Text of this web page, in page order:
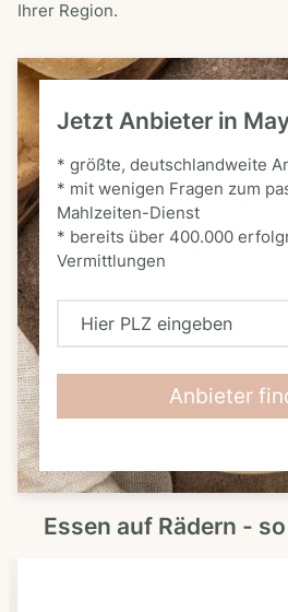
Ihrer Region.
Jetzt Anbieter in
* größte, deutschlandweite
* mit wenigen Fragen zum
Mahlzeiten-Dienst
* bereits über 400.000
Vermittlungen
H
L
Z
Anbieter
Essen auf Rädern -